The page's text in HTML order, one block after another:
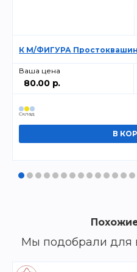
К М/ФИГУРА
Ваша цена
80.00 р.
Cклад
Мы подобрали для